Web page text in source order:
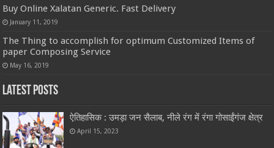
Buy Online Xalatan Generic. Fast Delivery
January 11, 2019
The Thing to accomplish for optimum Customized Items of
paper Composing Service
May 16, 2019
Latest Posts
ऐतिहासिक : उमड़ा जन सैलाब, नीले रंग में रंगा गोसाईंगंज क्षेत्र
April 15, 2023